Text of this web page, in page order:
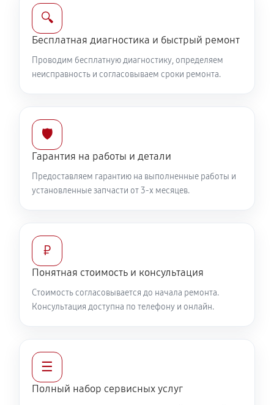
🔍
Бесплатная диагностика и быстрый ремонт
Проводим бесплатную диагностику, определяем
неисправность и согласовываем сроки ремонта.
🛡️
Гарантия на работы и детали
Предоставляем гарантию на выполненные работы и
установленные запчасти от 3-х месяцев.
₽
Понятная стоимость и консультация
Стоимость согласовывается до начала ремонта.
Консультация доступна по телефону и онлайн.
☰
Полный набор сервисных услуг